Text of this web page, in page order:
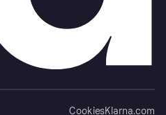
CookiesKlarna.com